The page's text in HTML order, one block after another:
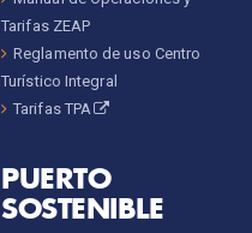
Tarifas ZEAP
Reglamento de uso Centro
Turístico Integral
Tarifas TPA
PUERTO
SOSTENIBLE